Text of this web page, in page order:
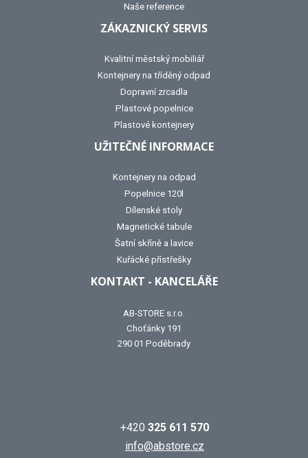
Naše reference
ZÁKAZNICKÝ SERVIS
Kvalitní městský mobiliář
Kontejnery na tříděný odpad
Dopravní zrcadla
Plastové popelnice
Plastové kontejnery
UŽITEČNÉ INFORMACE
Kontejnery na odpad
Popelnice 120l
Dílenské stoly
Magnetické tabule
Šatní skříně a lavice
Kuřácké přístřešky
KONTAKT - KANCELÁŘE
AB-STORE s.r.o.
Choťánky 191
290 01 Poděbrady
+420 325 611 570
info@abstore.cz